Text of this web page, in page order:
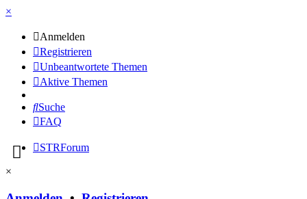
×
Anmelden
Registrieren
Unbeantwortete Themen
Aktive Themen
Suche
FAQ
STRForum
×